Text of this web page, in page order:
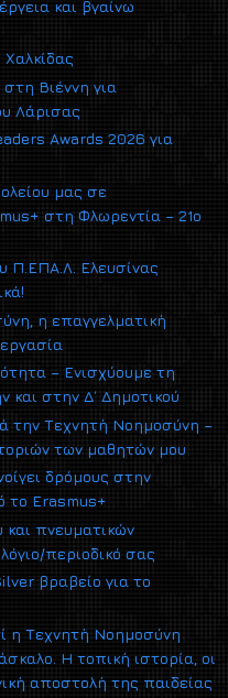
και βγαίνω
Βιέννη για
Λάρισας
Awards 2026 για
μας σε
στη Φλωρεντία – 21ο
Π.ΕΠΑ.Λ. Ελευσίνας
η επαγγελματική
– Ενισχύουμε τη
και στην Δ΄ Δημοτικού
την Τεχνητή Νοημοσύνη –
των μαθητών μου
δρόμους στην
το Erasmus+
και πνευματικών
περιοδικό σας
βραβείο για το
η Τεχνητή Νοημοσύνη
Η τοπική ιστορία, οι
αποστολή της παιδείας